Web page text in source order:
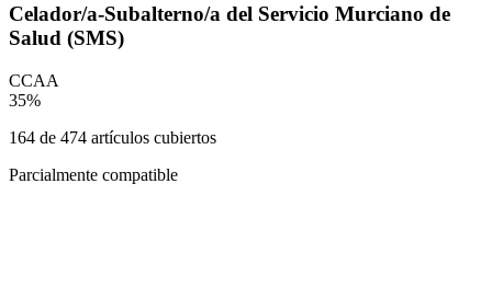
Celador/a-Subalterno/a del Servicio Murciano de
Salud (SMS)
CCAA
35%
164 de 474 artículos cubiertos
Parcialmente compatible